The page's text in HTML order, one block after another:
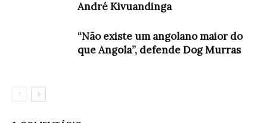
André Kivuandinga
“Não existe um angolano maior do
que Angola”, defende Dog Murras